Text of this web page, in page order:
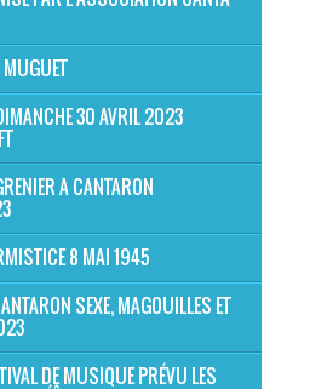
30 AVRIL 2023
A CANTARON
8 MAI 1945
SEXE, MAGOUILLES ET
DE MUSIQUE PRÉVU LES